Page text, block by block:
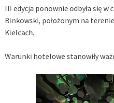
III edycja ponownie odbyła się
Binkowski, położonym na
Kielcach.
Warunki hotelowe stanowiły